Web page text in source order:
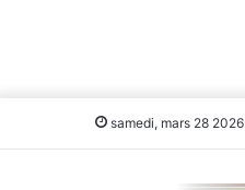
samedi, mars 28 2026